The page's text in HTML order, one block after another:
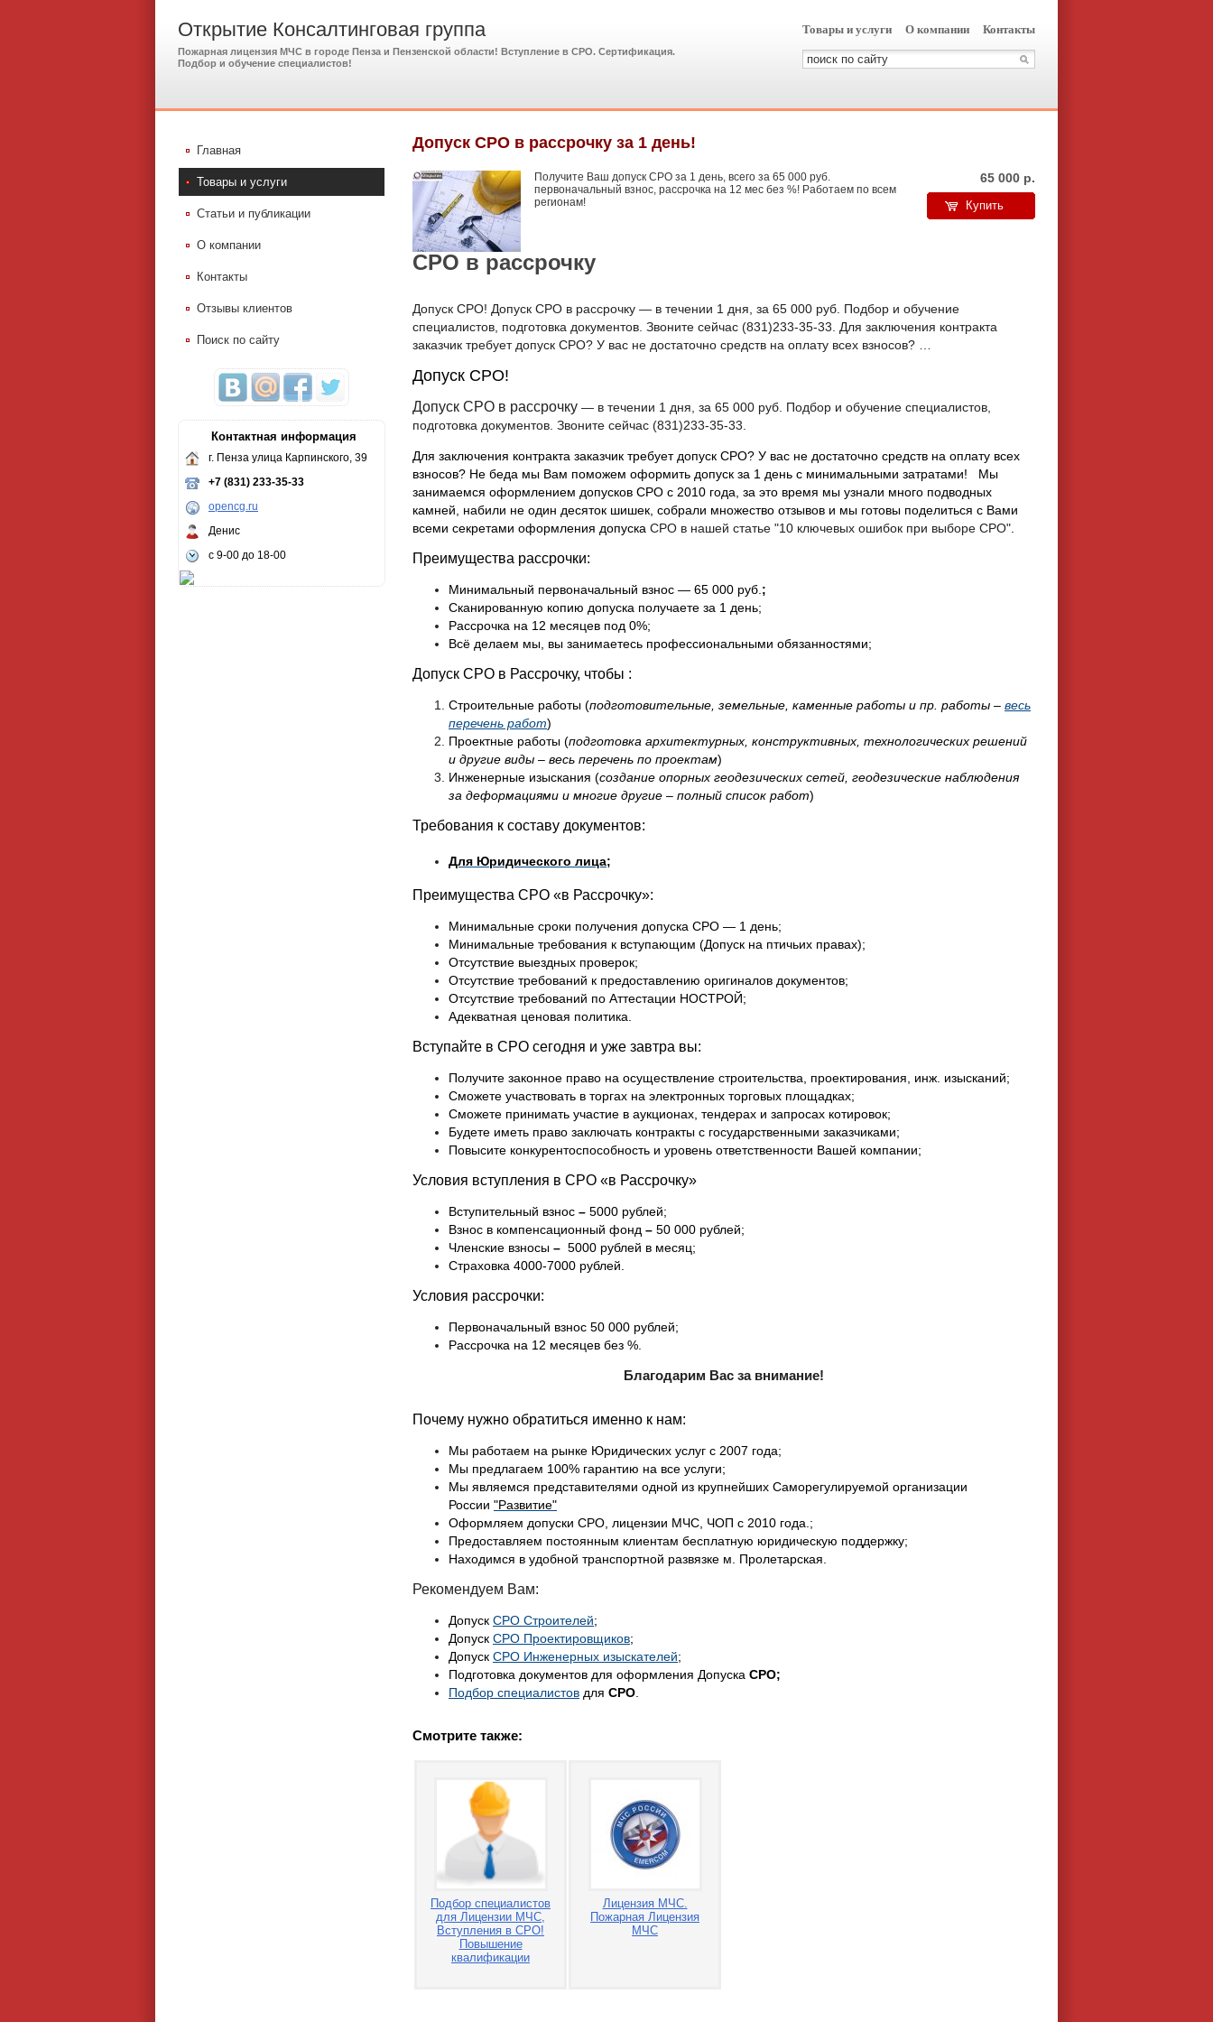
Открытие Консалтинговая группа
Пожарная лицензия МЧС в городе Пенза и Пензенской области! Вступление в СРО. Сертификация.
Подбор и обучение специалистов!
Товары и услуги О компании Контакты
Допуск СРО в рассрочку за 1 день!
Получите Ваш допуск СРО за 1 день, всего за 65 000 руб.
первоначальный взнос, рассрочка на 12 мес без %! Работаем по всем
регионам!
65 000 р.
Купить
СРО в рассрочку
Допуск СРО! Допуск СРО в рассрочку — в течении 1 дня, за 65 000 руб. Подбор и обучение
специалистов, подготовка документов. Звоните сейчас (831)233-35-33. Для заключения контракта
заказчик требует допуск СРО? У вас не достаточно средств на оплату всех взносов? …
Допуск СРО!
Допуск СРО в рассрочку — в течении 1 дня, за 65 000 руб. Подбор и обучение специалистов,
подготовка документов. Звоните сейчас (831)233-35-33.
Для заключения контракта заказчик требует допуск СРО? У вас не достаточно средств на оплату всех
взносов? Не беда мы Вам поможем оформить допуск за 1 день с минимальными затратами!
Мы
занимаемся оформлением допусков СРО с 2010 года, за это время мы узнали много подводных
камней, набили не один десяток шишек, собрали множество отзывов и мы готовы поделиться с Вами
всеми секретами оформления допуска СРО в нашей статье "10 ключевых ошибок при выборе СРО"
Преимущества рассрочки:
Минимальный первоначальный взнос — 65 000 руб. ;
Сканированную копию допуска получаете за 1 день;
Рассрочка на 12 месяцев под 0%;
Всё делаем мы, вы занимаетесь профессиональными обязанностями;
Допуск СРО в Рассрочку, чтобы :
Строительные работы (подготовительные, земельные, каменные работы и пр. работы – весь
перечень работ)
Проектные работы (подготовка архитектурных, конструктивных, технологических решений
и другие виды – весь перечень по проектам)
Инженерные изыскания (создание опорных геодезических сетей, геодезические наблюдения
за деформациями и многие другие – полный список работ)
Требования к составу документов:
Для Юридического лица;
Преимущества СРО «в Рассрочку»:
Минимальные сроки получения допуска СРО — 1 день;
Минимальные требования к вступающим (Допуск на птичьих правах);
Отсутствие выездных проверок;
Отсутствие требований к предоставлению оригиналов документов;
Отсутствие требований по Аттестации НОСТРОЙ;
Адекватная ценовая политика.
Вступайте в СРО сегодня и уже завтра вы:
Получите законное право на осуществление строительства, проектирования, инж. изысканий;
Сможете участвовать в торгах на электронных торговых площадках;
Сможете принимать участие в аукционах, тендерах и запросах котировок;
Будете иметь право заключать контракты с государственными заказчиками;
Повысите конкурентоспособность и уровень ответственности Вашей компании;
Условия вступления в СРО «в Рассрочку»
Вступительный взнос – 5000 рублей;
Взнос в компенсационный фонд – 50 000 рублей;
Членские взносы – 5000 рублей в месяц;
Страховка 4000-7000 рублей.
Условия рассрочки:
Первоначальный взнос 50 000 рублей;
Рассрочка на 12 месяцев без %.
Благодарим Вас за внимание!
Почему нужно обратиться именно к нам:
Мы работаем на рынке Юридических услуг с 2007 года;
Мы предлагаем 100% гарантию на все услуги;
Мы являемся представителями одной из крупнейших Саморегулируемой организации
России "Развитие"
Оформляем допуски СРО, лицензии МЧС, ЧОП с 2010 года.;
Предоставляем постоянным клиентам бесплатную юридическую поддержку;
Находимся в удобной транспортной развязке м. Пролетарская.
Рекомендуем Вам:
Допуск СРО Строителей;
Допуск СРО Проектировщиков;
Допуск СРО Инженерных изыскателей;
Подготовка документов для оформления Допуска СРО;
Подбор специалистов для СРО.
Смотрите также:
Подбор специалистов
для Лицензии МЧС,
Вступления в СРО!
Повышение
квалификации
Лицензия МЧС.
Пожарная Лицензия
МЧС
Главная
Товары и услуги
Статьи и публикации
О компании
Контакты
Отзывы клиентов
Поиск по сайту
Контактная информация
г. Пенза улица Карпинского, 39
+7 (831) 233-35-33
opencg.ru
Денис
с 9-00 до 18-00